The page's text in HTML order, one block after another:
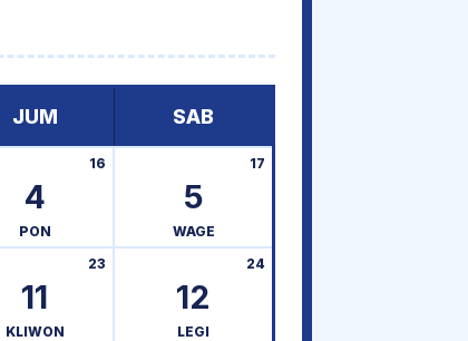
JUM SAB
4
16
PON
5
17
WAGE
11
23
KLIWON
12
24
LEGI